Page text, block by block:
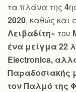
τα πλάνα της 4
2020, καθώς και
Λειβαδίτη» του
ένα μείγμα 22
Electronica,
Παραδοσιακής
τον Παλμό της